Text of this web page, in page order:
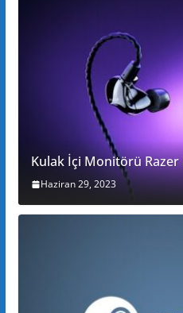
Kulak İçi Monitörü Razer
Haziran 29, 2023